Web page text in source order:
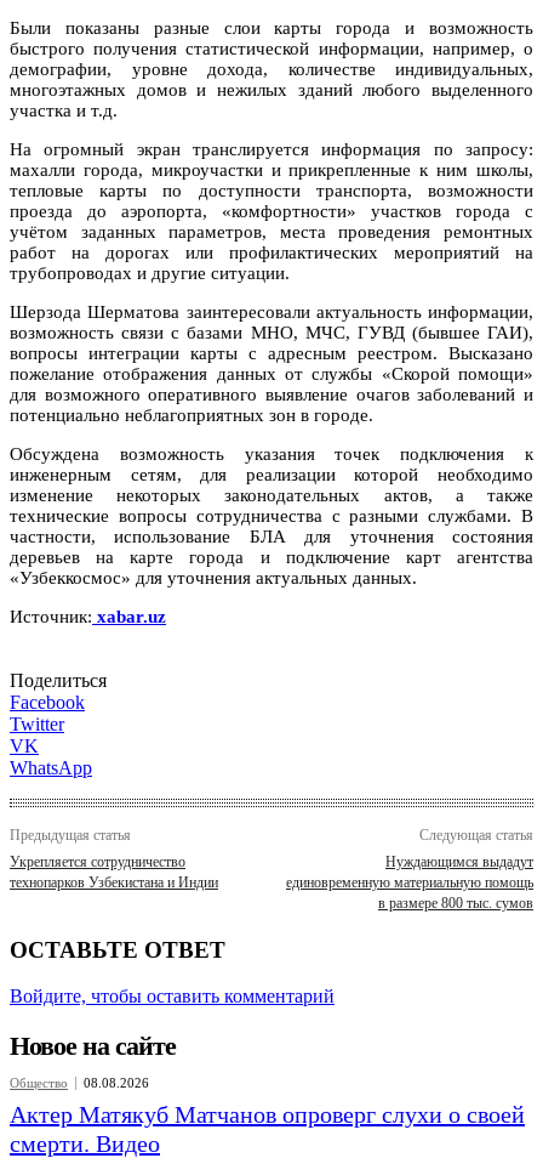
Были показаны разные слои карты города и возможность
быстрого получения статистической информации, например, о
демографии, уровне дохода, количестве индивидуальных,
многоэтажных домов и нежилых зданий любого выделенного
участка и т.д.
На огромный экран транслируется информация по запросу:
махалли города, микроучастки и прикрепленные к ним школы,
тепловые карты по доступности транспорта, возможности
проезда до аэропорта, «комфортности» участков города с
учётом заданных параметров, места проведения ремонтных
работ на дорогах или профилактических мероприятий на
трубопроводах и другие ситуации.
Шерзода Шерматова заинтересовали актуальность информации,
возможность связи с базами МНО, МЧС, ГУВД (бывшее ГАИ),
вопросы интеграции карты с адресным реестром. Высказано
пожелание отображения данных от службы «Скорой помощи»
для возможного оперативного выявление очагов заболеваний и
потенциально неблагоприятных зон в городе.
Обсуждена возможность указания точек подключения к
инженерным сетям, для реализации которой необходимо
изменение некоторых законодательных актов, а также
технические вопросы сотрудничества с разными службами. В
частности, использование БЛА для уточнения состояния
деревьев на карте города и подключение карт агентства
«Узбеккосмос» для уточнения актуальных данных.
Источник: xabar.uz
Поделиться
Facebook
Twitter
VK
WhatsApp
Предыдущая статья
Укрепляется сотрудничество
технопарков Узбекистана и Индии
Следующая статья
Нуждающимся выдадут
единовременную материальную помощь
в размере 800 тыс. сумов
ОСТАВЬТЕ ОТВЕТ
Войдите, чтобы оставить комментарий
Новое на сайте
Общество 08.08.2026
Актер Матякуб Матчанов опроверг слухи о своей
смерти. Видео